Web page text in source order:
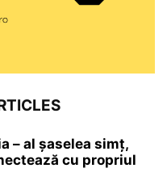
– al șaselea simț,
cu propriul